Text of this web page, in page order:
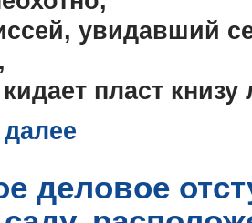
увидавший
пласт
деловое